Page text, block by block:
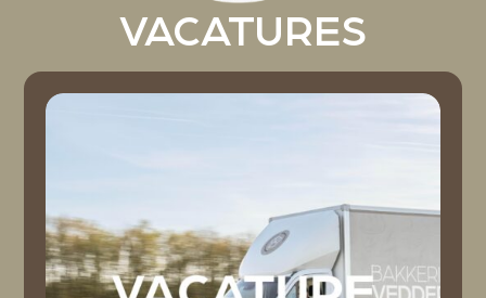
VACATURES